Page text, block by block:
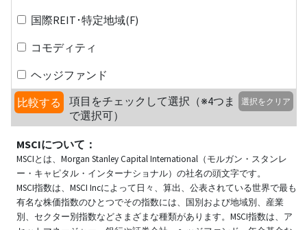
国際REIT･特定地域(F)
コモディティ
ヘッジファンド
比較する
項目をチェックして選択（※4つま
で選択可）
選択をクリア
MSCIについて：
MSCIとは、Morgan Stanley Capital International（モルガン・スタンレ
ー・キャピタル・インターナショナル）の社名の頭文字です。
MSCI指数は、MSCI Incによって日々、算出、公表されている世界で最も
有名な株価指数のひとつでその指数には、国別および地域別、産業
別、セクター別指数などさまざまな種類があります。MSCI指数は、ア